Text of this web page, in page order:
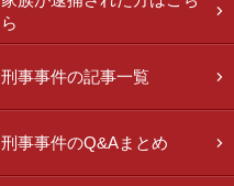
ら
刑事事件の記事一覧
刑事事件のQ&Aまとめ